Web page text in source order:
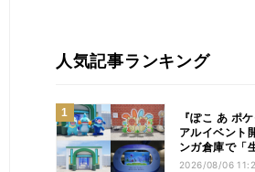
人気記事ランキング
『ぽこ あ ポ
アルイベント
ンガ倉庫で「
を体験してき
2026/08/06